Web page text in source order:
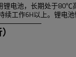
锂电池，长期处于80℃
工作6H以上。锂电池